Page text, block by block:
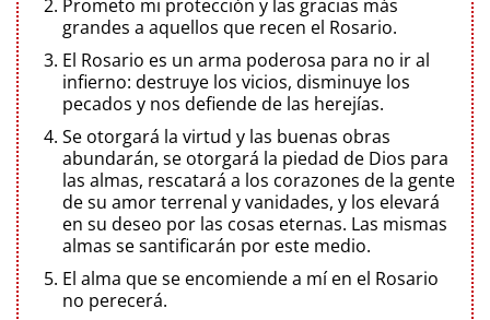
Prometo mi protección y las gracias más
grandes a aquellos que recen el Rosario.
El Rosario es un arma poderosa para no ir al
infierno: destruye los vicios, disminuye los
pecados y nos defiende de las herejías.
Se otorgará la virtud y las buenas obras
abundarán, se otorgará la piedad de Dios para
las almas, rescatará a los corazones de la gente
de su amor terrenal y vanidades, y los elevará
en su deseo por las cosas eternas. Las mismas
almas se santificarán por este medio.
El alma que se encomiende a mí en el Rosario
no perecerá.